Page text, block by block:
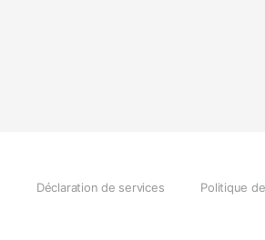
Déclaration de services Politique